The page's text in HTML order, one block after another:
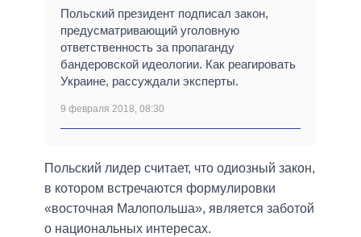
Польский президент подписал закон,
предусматривающий уголовную
ответственность за пропаганду
бандеровской идеологии. Как реагировать
Украине, рассуждали эксперты.
9 февраля 2018, 08:30
Польский лидер считает, что одиозный закон,
в котором встречаются формулировки
«восточная Малопольша», является заботой
о национальных интересах.